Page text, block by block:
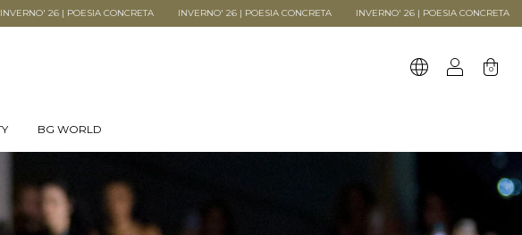
26 | POESIA CONCRETA INVERNO' 26 | POESIA CONCRETA INVERNO' 26 | POESIA CONCRETA
0
BG WORLD